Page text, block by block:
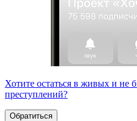
Хотите остаться в живых и не
преступлений?
Обратиться